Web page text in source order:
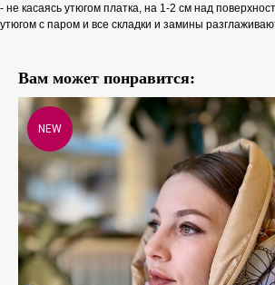
- не касаясь утюгом платка, на 1-2 см над
утюгом с паром и все складки и замины
Вам может понравится:
NEW